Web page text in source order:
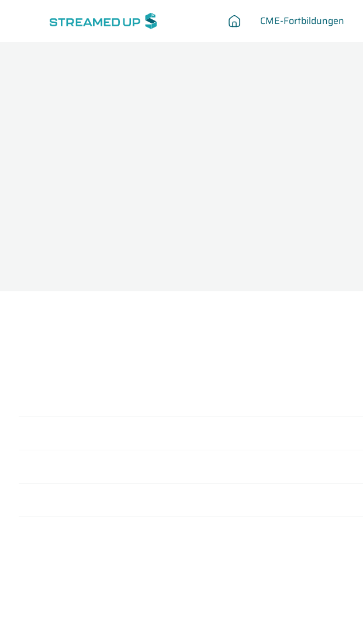
CME-Fortbildungen